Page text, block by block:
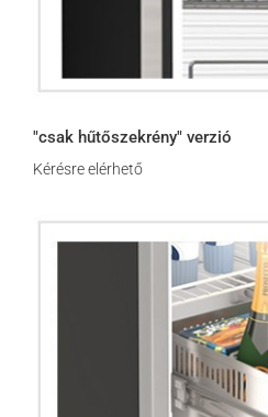
"csak hűtőszekrény" verzió
Kérésre elérhető